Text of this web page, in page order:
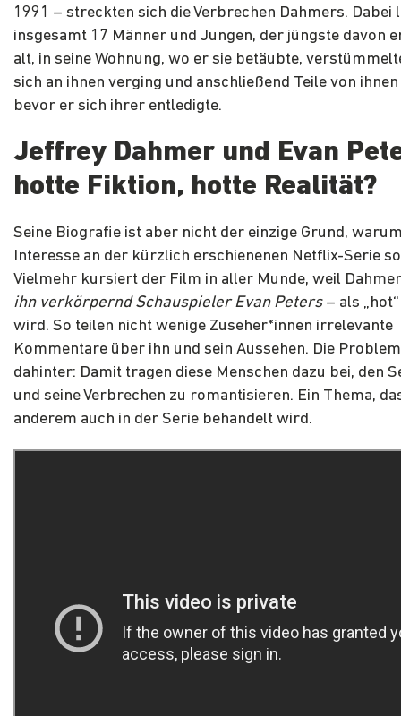
1991 – streckten sich die Verbrechen Dahmers. Dabei
insgesamt 17 Männer und Jungen, der jüngste davon
alt, in seine Wohnung, wo er sie betäubte,
sich an ihnen verging und anschließend Teile von
bevor er sich ihrer entledigte.
Jeffrey Dahmer und Evan
hotte Fiktion, hotte Realität?
Seine Biografie ist aber nicht der einzige Grund,
Interesse an der kürzlich erschienenen Netflix-Serie
Vielmehr kursiert der Film in aller Munde, weil
ihn verkörpernd Schauspieler Evan Peters– als
wird. So teilen nicht wenige Zuseher*innen irrelevante
Kommentare über ihn und sein Aussehen. Die
dahinter: Damit tragen diese Menschen dazu bei, den
und seine Verbrechen zu romantisieren. Ein Thema,
anderem auch in der Serie behandelt wird.